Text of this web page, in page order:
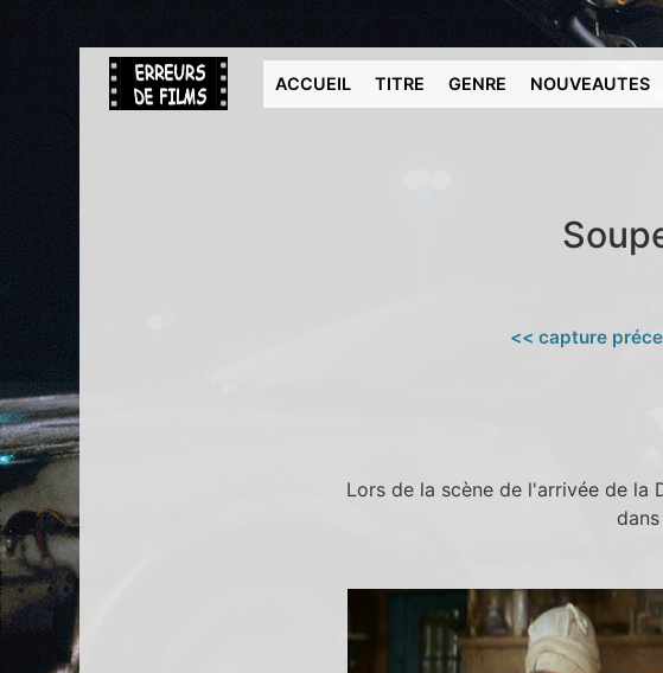
ACCUEIL TITRE GENRE NOUVEAUTES
<< capture
Lors de la scène de l'arrivée de la